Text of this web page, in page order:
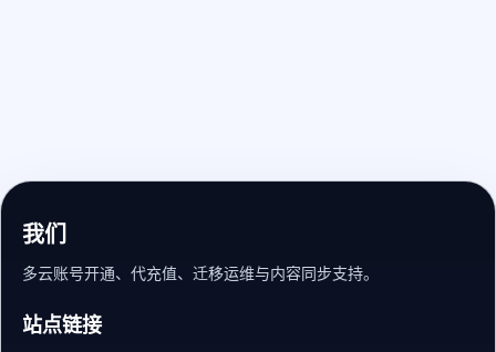
我们
多云账号开通、代充值、迁移运维与内容同步支持。
站点链接